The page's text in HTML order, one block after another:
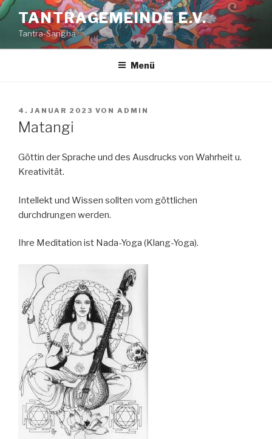
Zum
Inhalt
springen
TANTRAGEMEINDE E.V.
Tantra-Sangha
Menü
VERÖFFENTLICHT
AM
4. JANUAR 2023 VON ADMIN
Matangi
Göttin der Sprache und des Ausdrucks von Wahrheit u.
Kreativität.
Intellekt und Wissen sollten vom göttlichen
durchdrungen werden.
Ihre Meditation ist Nada-Yoga (Klang-Yoga).